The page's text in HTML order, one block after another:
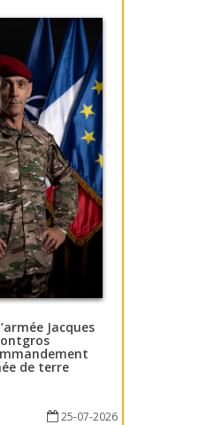
Jacques
de terre
25-07-2026